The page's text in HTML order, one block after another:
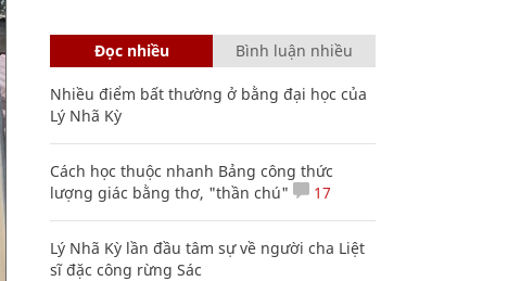
Đọc nhiều Bình luận nhiều
Nhiều điểm bất thường ở bằng đại học của
Lý Nhã Kỳ
Cách học thuộc nhanh Bảng công thức
lượng giác bằng thơ, "thần chú"
17
Lý Nhã Kỳ lần đầu tâm sự về người cha Liệt
sĩ đặc công rừng Sác